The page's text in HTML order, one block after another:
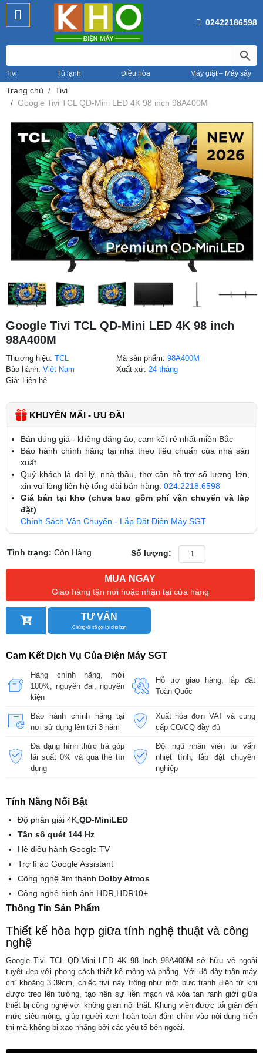
02422186598
Tivi Tủ lạnh Điều hòa Máy giặt – Máy sấy
Trang chủ
Tivi
Google Tivi TCL QD-Mini LED 4K 98 inch 98A400M
Google Tivi TCL QD-Mini LED 4K 98 inch
98A400M
Thương hiệu: TCL
Bảo hành: Việt Nam
Mã sản phẩm:98A400M
Xuất xứ: 24 tháng
Giá: Liên hệ
KHUYẾN MÃI - ƯU ĐÃI
Bán đúng giá - không đăng ảo, cam kết rẻ nhất miền Bắc
Bảo hành chính hãng tại nhà theo tiêu chuẩn của nhà sản
xuất
Quý khách là đại lý, nhà thầu, thợ cần hỗ trợ số lượng lớn,
xin vui lòng liên hệ tổng đài bán hàng: 024.2218.6598
Giá bán tại kho (chưa bao gồm phí vận chuyển và lắp
đặt)
Chính Sách Vận Chuyển - Lắp Đặt Điện Máy SGT
Tình trạng:Còn Hàng Số lượng:
MUA NGAY
Giao hàng tận nơi hoặc nhận tại cửa hàng
TƯ VẤN
Chúng tôi sẽ gọi lại cho bạn
Cam Kết Dịch Vụ Của Điện Máy SGT
Hàng chính hãng, mới
100%, nguyên đai, nguyên
kiện
Hỗ trợ giao hàng, lắp đặt
Toàn Quốc
Bảo hành chính hãng tại
nơi sử dụng lên tới 3 năm
Xuất hóa đơn VAT và cung
cấp CO/CQ đầy đủ
Đa dạng hình thức trả góp
lãi suất 0% và qua thẻ tín
dụng
Đội ngũ nhân viên tư vấn
nhiệt tình, lắp đặt chuyên
nghiệp
Tính Năng Nổi Bật
Độ phân giải 4K, QD-MiniLED
Tần số quét 144 Hz
Hệ điều hành Google TV
Trợ lí ảo Google Assistant
Công nghệ âm thanh Dolby Atmos
Công nghệ hình ảnh HDR,HDR10+
Thông Tin Sản Phẩm
Thiết kế hòa hợp giữa tính nghệ thuật và công
nghệ
Google Tivi TCL QD-Mini LED 4K 98 Inch 98A400M sở hữu vẻ ngoài
tuyệt đẹp với phong cách thiết kế mỏng và phẳng. Với độ dày thân máy
chỉ khoảng 3.39cm, chiếc tivi này trông như một bức tranh điện tử khi
được treo lên tường, tạo nên sự liền mạch và xóa tan ranh giới giữa
thiết bị công nghệ với không gian nội thất. Khung viền được tối giản đến
mức siêu mỏng, giúp người xem hoàn toàn đắm chìm vào nội dung hiển
thị mà không bị xao nhãng bởi các yếu tố bên ngoài.